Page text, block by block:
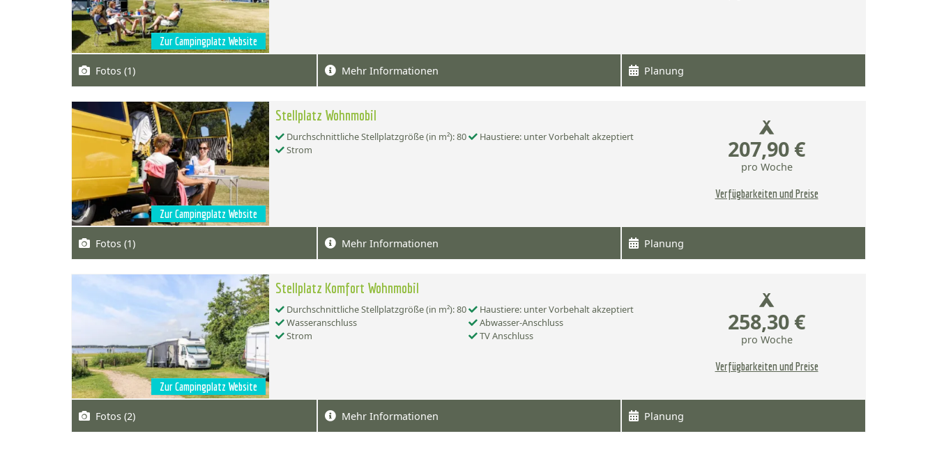
Zur Campingplatz Website
Fotos (1) Mehr Informationen Planung
Zur Campingplatz Website
Stellplatz Wohnmobil
Durchschnittliche Stellplatzgröße (in m²): 80
Haustiere: unter Vorbehalt akzeptiert
Strom
207,90 €
pro Woche
Verfügbarkeiten und Preise
Fotos (1) Mehr Informationen Planung
Zur Campingplatz Website
Stellplatz Komfort Wohnmobil
Durchschnittliche Stellplatzgröße (in m²): 80
Haustiere: unter Vorbehalt akzeptiert
Wasseranschluss
Abwasser-Anschluss
Strom
TV Anschluss
258,30 €
pro Woche
Verfügbarkeiten und Preise
Fotos (2) Mehr Informationen Planung